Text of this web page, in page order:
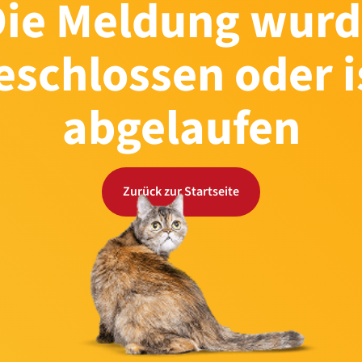
Meldung
oder
abgelaufen
Zurück zur Startseite